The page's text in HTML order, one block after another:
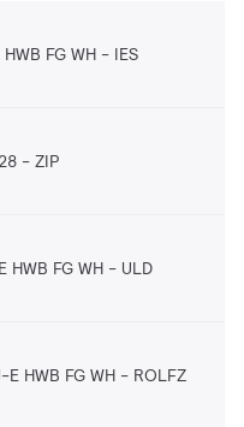
FG WH IES
ZIP
HWB FG WH ULD
E HWB FG WH ROLFZ